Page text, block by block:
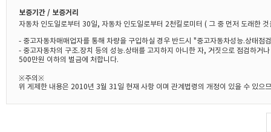
보증기간 / 보증거리
자동차 인도일로부터 30일, 자동차 인도일로부터 2천킬로미터 ( 그 중 먼저 도래한
- 중고자동차매매업자를 통해 차량을 구입하실 경우 반드시 "중고자동차성능.상태
- 중고자동차의 구조.장치 등의 성능.상태를 고지하지 아니한 자, 거짓으로 점검하
500만원 이하의 벌금에 처합니다.
※주의※
위 게제한 내용은 2010년 3월 31일 현재 사항 이며 관계법령의 개정이 있을 수 있으